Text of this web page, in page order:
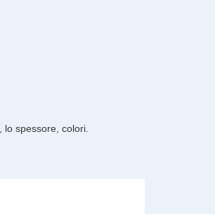
spessore, colori.